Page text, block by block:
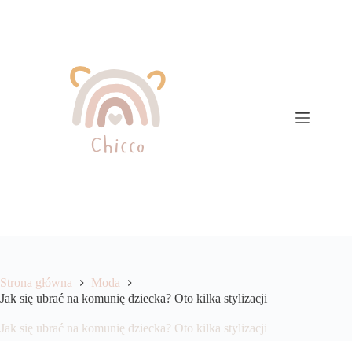
Strona główna
Moda
Jak się ubrać na komunię dziecka? Oto kilka stylizacji
Jak się ubrać na komunię dziecka? Oto kilka stylizacji